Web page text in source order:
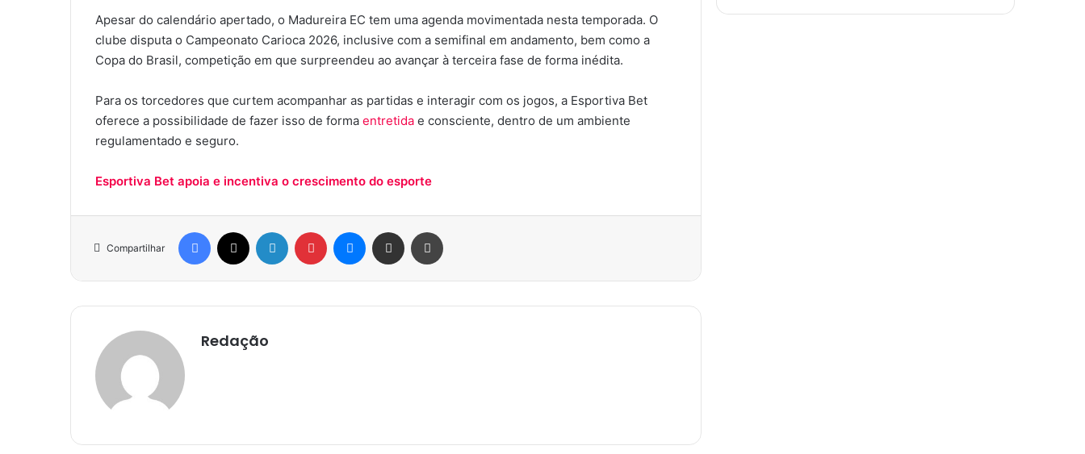
Apesar do calendário apertado, o Madureira EC tem uma agenda movimentada nesta temporada. O
clube disputa o Campeonato Carioca 2026, inclusive com a semifinal em andamento, bem como a
Copa do Brasil, competição em que surpreendeu ao avançar à terceira fase de forma inédita.
Para os torcedores que curtem acompanhar as partidas e interagir com os jogos, a Esportiva Bet
oferece a possibilidade de fazer isso de forma entretida e consciente, dentro de um ambiente
regulamentado e seguro.
Esportiva Bet apoia e incentiva o crescimento do esporte
Compartilhar
Facebook Linkedin Pinterest Messenger
Compartilhar via e-mail
Redação